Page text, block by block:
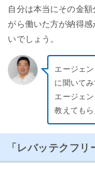
自分は本当にその金
がら働いた方が納得
いでしょう。
エージェ
に聞いて
エージェ
教えてもら
「レバッテクフ